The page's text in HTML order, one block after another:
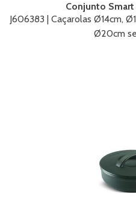
Conjunto Smart
J606383 | Caçarolas Ø14cm,
Ø20cm